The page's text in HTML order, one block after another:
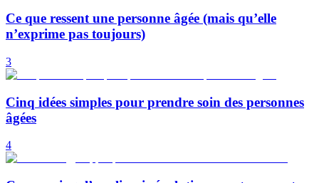
Ce que ressent une personne âgée (mais qu’elle
n’exprime pas toujours)
3
Cinq idées simples pour prendre soin des personnes
âgées
4